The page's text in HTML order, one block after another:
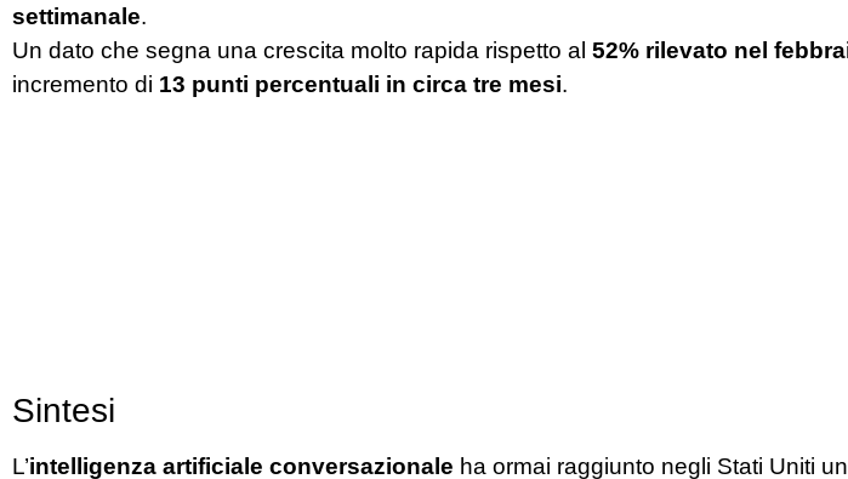
settimanale.
Un dato che segna una crescita molto rapida rispetto al 52% rilevato nel
incremento di 13 punti percentuali in circa tre mesi.
Sintesi
L’intelligenza artificiale conversazionale ha ormai raggiunto negli Stati Uniti